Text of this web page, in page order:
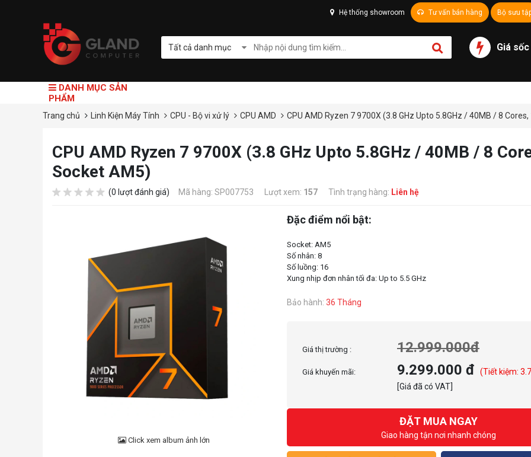
Hệ thống showroom Tư vấn bán hàng Bộ sưu
Tất cả danh mục Giá sốc
DANH MỤC SẢN
PHẨM
Trang chủ Linh Kiện Máy Tính CPU - Bộ vi xử lý CPU AMD CPU AMD Ryzen 7 9700X (3.8 GHz Upto 5.8GHz / 40MB / 8
CPU AMD Ryzen 7 9700X (3.8 GHz Upto 5.8GHz / 40MB / 8
Socket AM5)
(0 lượt đánh giá) Mã hàng: SP007753 Lượt xem: 157 Tình trạng hàng: Liên hệ
Click xem album ảnh lớn
Đặc điểm nổi bật:
Socket: AM5
Số nhân: 8
Số luồng: 16
Bảo hành: 36 Tháng
Giá thị trường : 12.999.000đ
Giá khuyến mãi: 9.299.000 đ
(Tiết kiệm:
[Giá đã có VAT]
ĐẶT MUA NGAY
Giao hàng tận nơi nhanh chóng